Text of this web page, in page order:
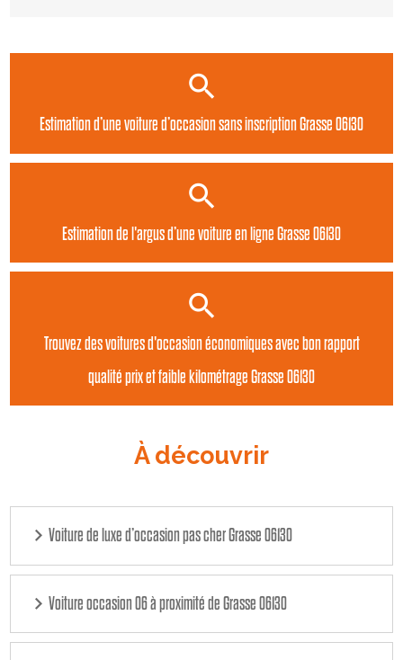
Estimation d’une voiture d’occasion sans inscription Grasse 06130
Estimation de l'argus d’une voiture en ligne Grasse 06130
Trouvez des voitures d'occasion économiques avec bon rapport
qualité prix et faible kilométrage Grasse 06130
À découvrir
Voiture de luxe d’occasion pas cher Grasse 06130
Voiture occasion 06 à proximité de Grasse 06130